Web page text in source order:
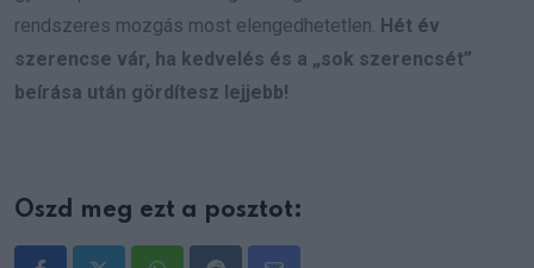
rendszeres mozgás most elengedhetetlen. Hét év
szerencse vár, ha kedvelés és a „sok szerencsét”
beírása után gördítesz lejjebb!
Oszd meg ezt a posztot: